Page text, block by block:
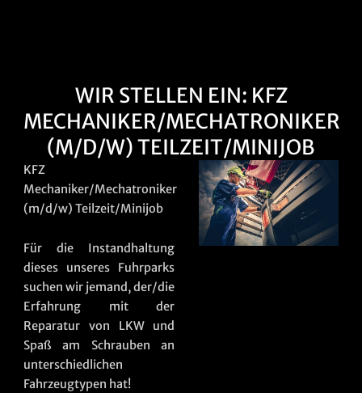
WIR STELLEN EIN: KFZ
MECHANIKER/MECHATRONIKER
(M/D/W) TEILZEIT/MINIJOB
KFZ
Mechaniker/Mechatroniker
(m/d/w) Teilzeit/Minijob
Für die Instandhaltung
dieses unseres Fuhrparks
suchen wir jemand, der/die
Erfahrung mit der
Reparatur von LKW und
Spaß am Schrauben an
unterschiedlichen
Fahrzeugtypen hat!